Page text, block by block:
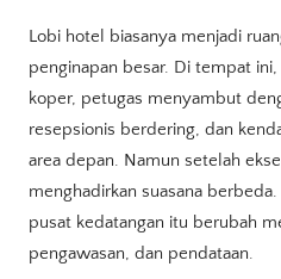
Lobi hotel biasanya menjadi
penginapan besar. Di tempat
koper, petugas menyambut
resepsionis berdering, dan
area depan. Namun setelah
menghadirkan suasana
pusat kedatangan itu berubah
pengawasan, dan pendataan.